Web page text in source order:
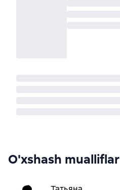
O'xshash mualliflar